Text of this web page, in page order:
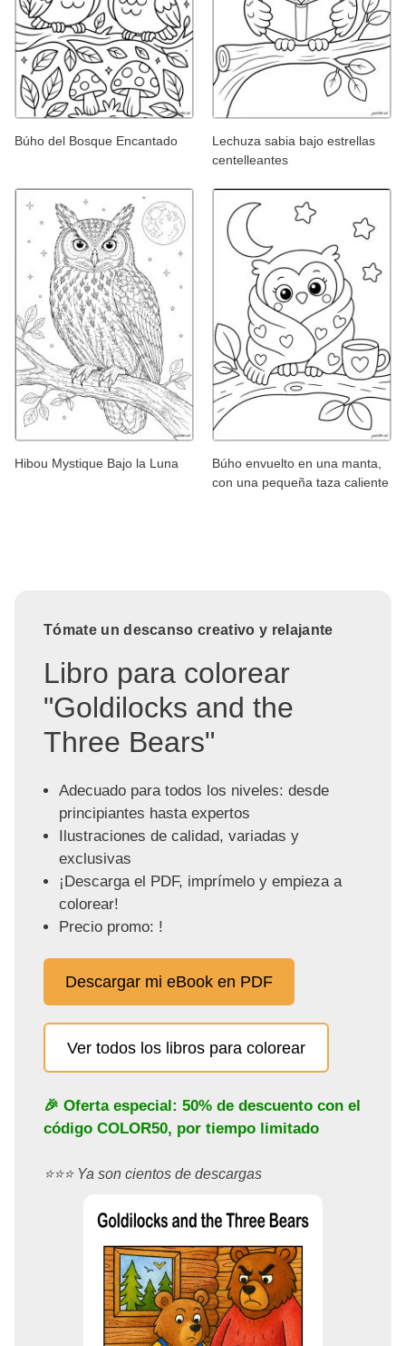
Búho del Bosque Encantado
Lechuza sabia bajo estrellas
centelleantes
Hibou Mystique Bajo la Luna
Búho envuelto en una manta,
con una pequeña taza caliente
Tómate un descanso creativo y relajante
Libro para colorear
"Goldilocks and the
Three Bears"
Adecuado para todos los niveles: desde
principiantes hasta expertos
Ilustraciones de calidad, variadas y
exclusivas
¡Descarga el PDF, imprímelo y empieza a
colorear!
Precio promo: !
Descargar mi eBook en PDF
Ver todos los libros para colorear
🎉 Oferta especial: 50% de descuento con el
código COLOR50, por tiempo limitado
⭐️⭐️⭐️ Ya son cientos de descargas